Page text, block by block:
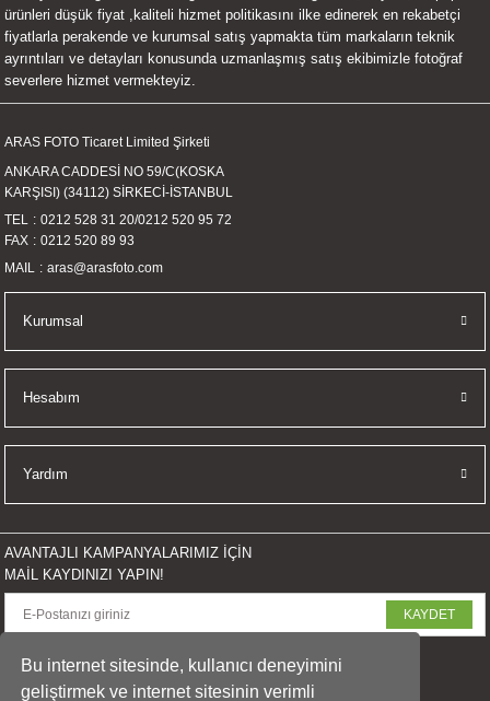
Bu internet sitesinde, kullanıcı deneyimini
geliştirmek ve internet sitesinin verimli
ürünleri düşük fiyat ,kaliteli hizmet politikasını ilke edinerek en rekabetçi
fiyatlarla perakende ve kurumsal satış yapmakta tüm markaların teknik
ayrıntıları ve detayları konusunda uzmanlaşmış satış ekibimizle fotoğraf
severlere hizmet vermekteyiz.
ARAS FOTO Ticaret Limited Şirketi
ANKARA CADDESİ NO 59/C(KOSKA
KARŞISI) (34112) SİRKECİ-İSTANBUL
TEL
0212 528 31 20/0212 520 95 72
FAX
0212 520 89 93
MAIL
aras@arasfoto.com
Kurumsal
Hesabım
Yardım
AVANTAJLI KAMPANYALARIMIZ İÇİN
MAİL KAYDINIZI YAPIN!
KAYDET
SOSYAL MEDYADA PAYLAŞ